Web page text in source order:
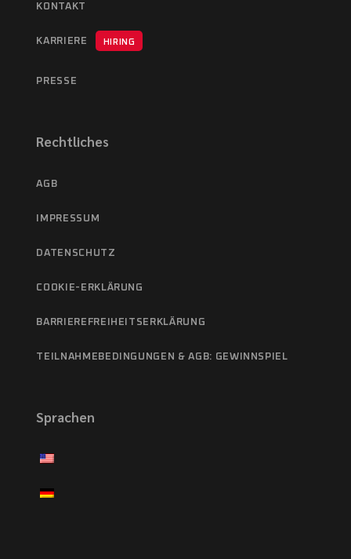
KONTAKT
KARRIERE HIRING
PRESSE
Rechtliches
AGB
IMPRESSUM
DATENSCHUTZ
COOKIE-ERKLÄRUNG
BARRIEREFREIHEITSERKLÄRUNG
TEILNAHMEBEDINGUNGEN & AGB: GEWINNSPIEL
Sprachen